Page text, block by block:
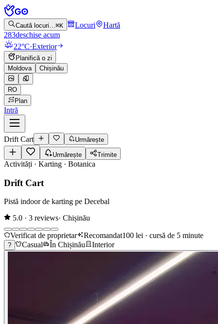
Caută locuri…⌘K Locuri
Hartă
283deschise acum
22°C·Exterior
Planifică o zi
Moldova
Chișinău
RO
Plan
Intră
Drift Cart Urmărește
Urmărește Trimite
Activități · Karting · Botanica
Drift Cart
Pistă indoor de karting pe Decebal
5.0 · 3 reviews· Chișinău
Verificat de proprietar Recomandat100 lei · cursă de 5 minute
? Casual În Chișinău Interior